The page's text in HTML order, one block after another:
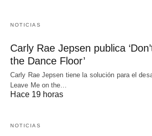
NOTICIAS
Carly Rae Jepsen publica
the Dance Floor’
Carly Rae Jepsen tiene la solución para el
Leave Me on the…
Hace 19 horas
NOTICIAS